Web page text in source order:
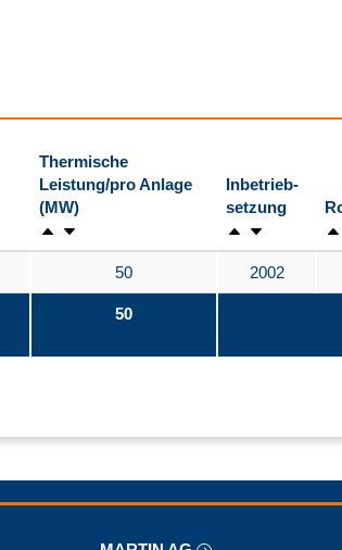
Thermische
Leistung/pro Anlage
(MW)
Inbetrieb-
setzung
50 2002
50